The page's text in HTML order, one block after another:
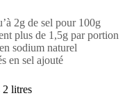
2g de sel pour 100g
plus de 1,5g par portion
sodium naturel
en sel ajouté
2 litres